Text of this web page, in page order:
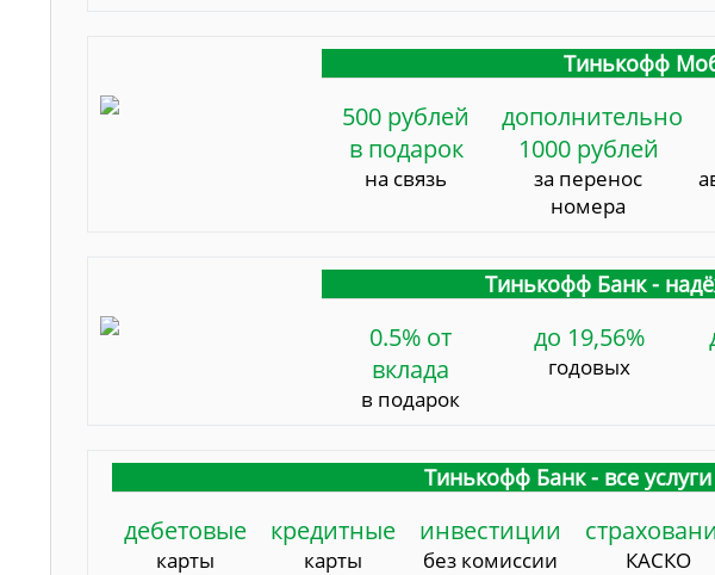
Тинькофф
500 рублей
в подарок
на связь
дополнительно
1000 рублей
за перенос
номера
Тинькофф Банк -
0.5% от
вклада
в подарок
до 19,56%
годовых
Тинькофф Банк - все услуги
дебетовые
карты
кредитные
карты
инвестиции
без комиссии КАСКО